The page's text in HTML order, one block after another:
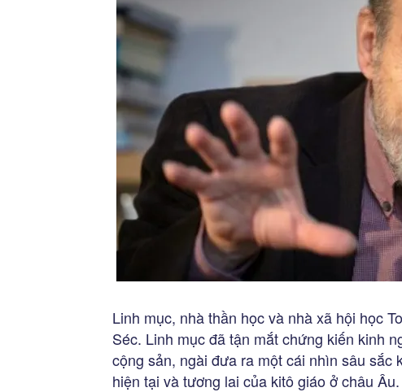
Linh mục, nhà thần học và nhà xã hội học
Séc. Linh mục đã tận mắt chứng kiến kinh
cộng sản, ngài đưa ra một cái nhìn sâu
hiện tại và tương lai của kitô giáo ở châu Âu.